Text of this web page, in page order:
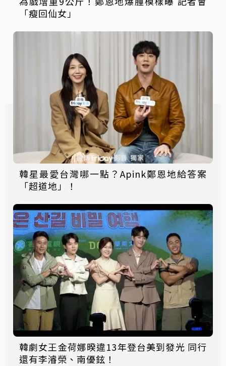
「瘦回仙女」
韓星最愛台灣哪一點？Apink鄭恩地給答案
「超道地」！
韓劇女王金荷娜暌違13年登台美到發光 同行
還有李濬榮、南優鉉！